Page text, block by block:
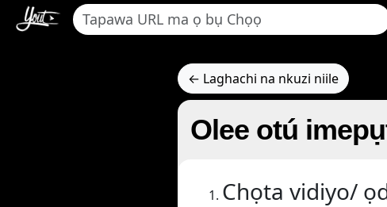
← Laghachi na nkuzi niile
Olee otú
Chọta vidiyo/